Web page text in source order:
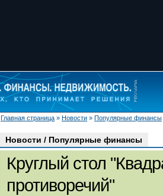
Главная страница » Новости » Популярные финансы
Новости / Популярные финансы
Круглый стол
противоречий"